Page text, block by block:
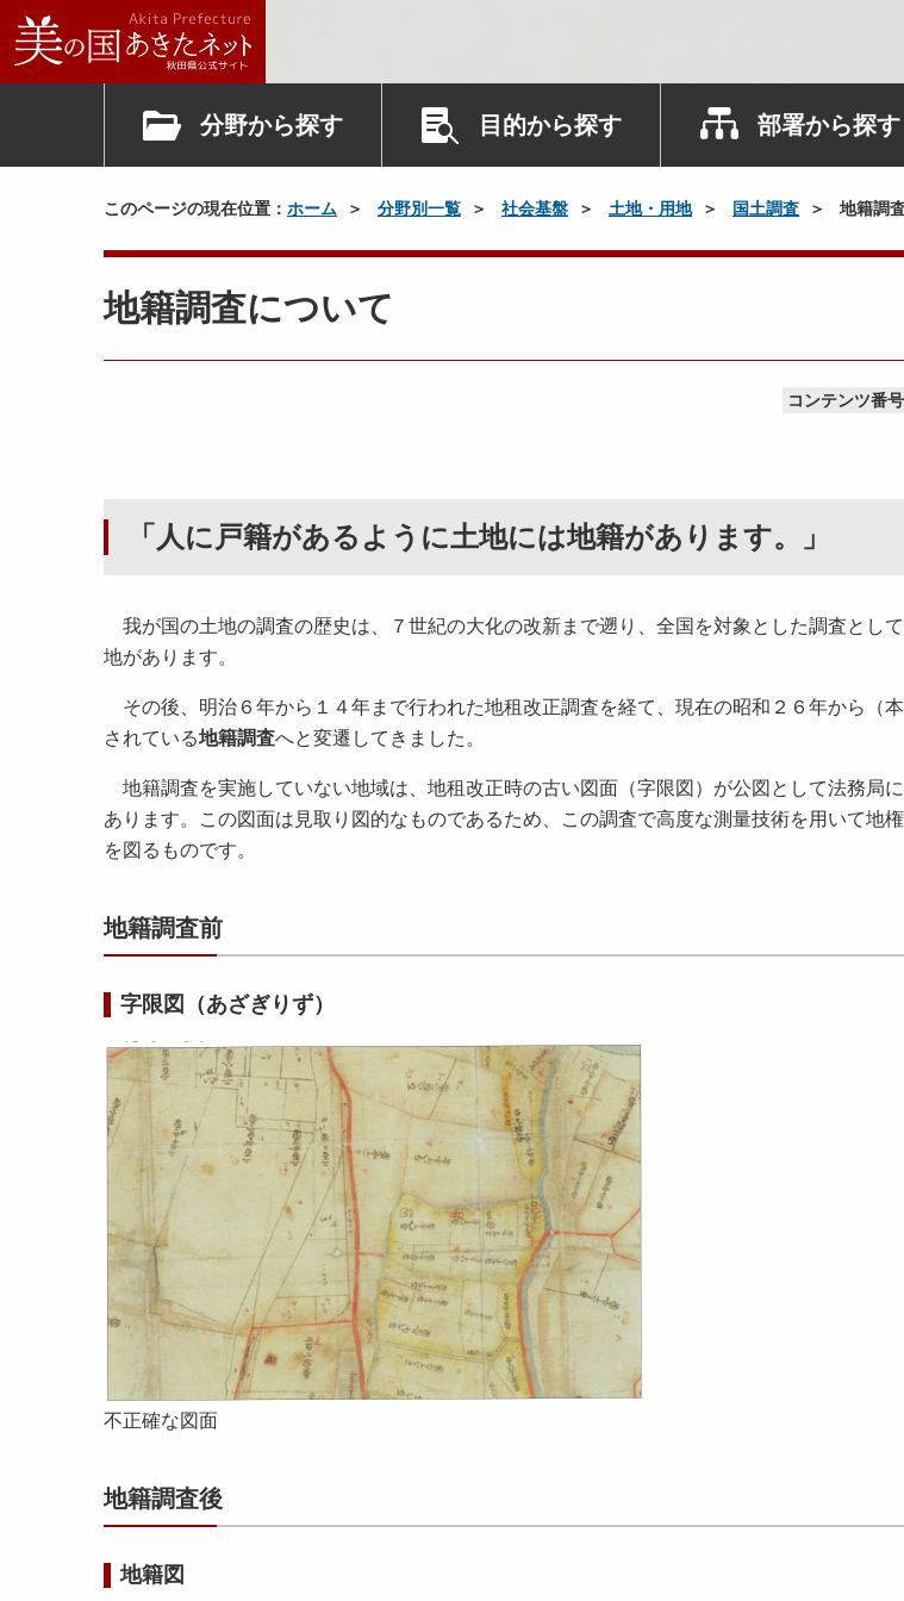
分野から探す 目的から探す 部署から探す
このページの現在位置： ホーム 分野別一覧 社会基盤 土地・用地 国土調査 地籍調
地籍調査について
コンテンツ番
「人に戸籍があるように土地には地籍があります。」
我が国の土地の調査の歴史は、７世紀の大化の改新まで遡り、全国を対象とした調査とし
地があります。
その後、明治６年から１４年まで行われた地租改正調査を経て、現在の昭和２６年から（
されている地籍調査へと変遷してきました。
地籍調査を実施していない地域は、地租改正時の古い図面（字限図）が公図として法務局
あります。この図面は見取り図的なものであるため、この調査で高度な測量技術を用いて地
を図るものです。
地籍調査前
字限図（あざぎりず）
不正確な図面
地籍調査後
地籍図